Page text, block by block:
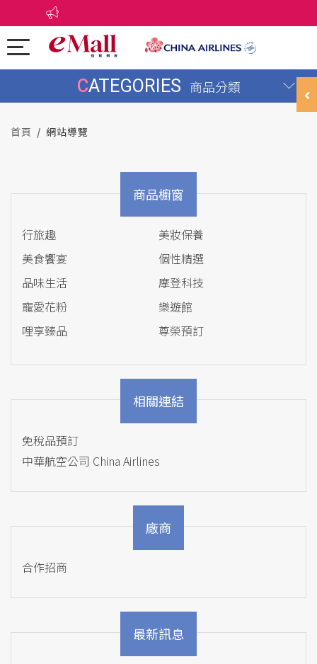
CATEGORIES 商品分類
首頁 網站導覽
商品櫥窗
行旅趣
美妝保養
美食饗宴
個性精選
品味生活
摩登科技
寵愛花粉
樂遊館
哩享臻品
尊榮預訂
相關連結
免稅品預訂
中華航空公司 China Airlines
廠商
合作招商
最新訊息